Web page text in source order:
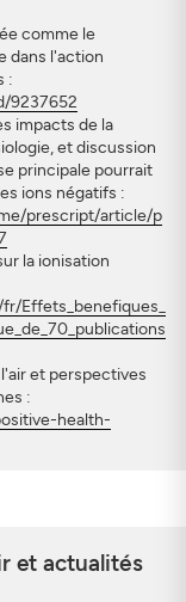
comme le
dans l'action
:
9237652
impacts de la
et discussion
principale pourrait
ions négatifs :
prescript/article/p
la ionisation
Effets_benefiques_
et perspectives
:
health-
et actualités